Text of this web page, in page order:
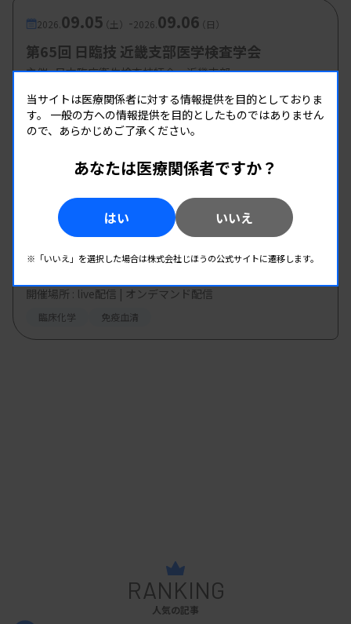
2026. 09.05（土） -2026. 09.06（日）
第65回 日臨技 近畿支部医学検査学会
主催 :日本臨床衛生検査技師会 近畿支部
開催場所 : 奈良県
全領域
09.17（木）-2026.10.01（木）
2026 QuidelOrtho Learning Program 第15
回-生化学・免疫-「診断治療 プロカルシトニ
主催 :オーソ・クリニカル・ダイアグノスティックス株式会
開催場所 : live配信 | オンデマンド配信
臨床化学 免疫血清
RANKING
人気の記事
当サイトは医療関係者に対する情報提供を目的としておりま
す。 一般の方への情報提供を目的としたものではありません
ので、あらかじめご了承ください。
あなたは医療関係者ですか？
はい いいえ
※「いいえ」を選択した場合は株式会社じほうの公式サイトに遷移します。